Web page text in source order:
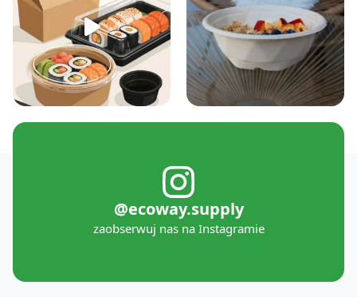
@ecoway.supply
zaobserwuj nas na Instagramie